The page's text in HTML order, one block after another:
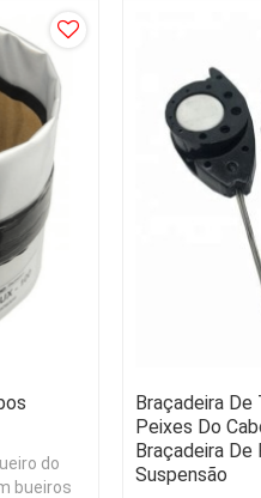
do
bueiros
Braçadeira De
Peixes Do
Braçadeira De
Suspensão